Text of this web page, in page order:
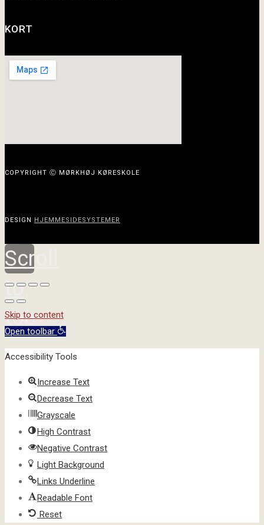
KORT
COPYRIGHT Ⓒ MØRKHØJ KØRESKOLE
DESIGN HJEMMESIDESYSTEMER
Scroll
to
top
Skip to content
Open toolbar
Accessibility Tools
Increase Text
Decrease Text
Grayscale
High Contrast
Negative Contrast
Light Background
Links Underline
Readable Font
Reset